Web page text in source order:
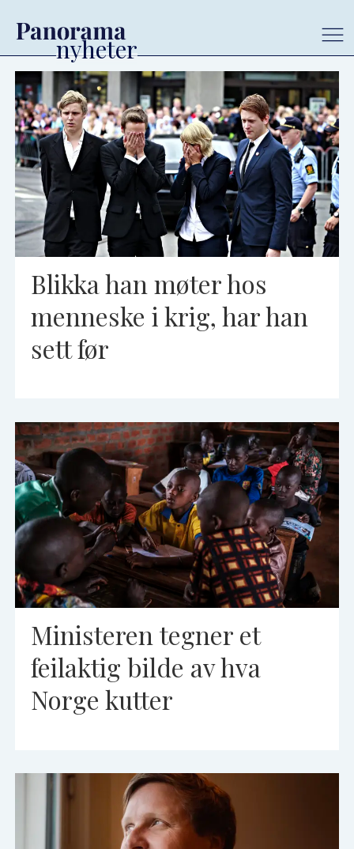
Tag:
åsmund
aukrust
Blikka han møter hos
menneske i krig, har han
sett før
Ministeren tegner et
feilaktig bilde av hva
Norge kutter